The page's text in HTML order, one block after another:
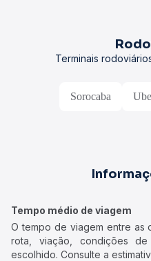
Terminais
Sorocaba
Tempo médio de viagem
O tempo de viagem entre as
rota, viação, condições
escolhido. Consulte a